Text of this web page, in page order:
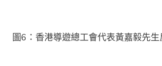
圖6：香港導遊總工會代表黃嘉毅先